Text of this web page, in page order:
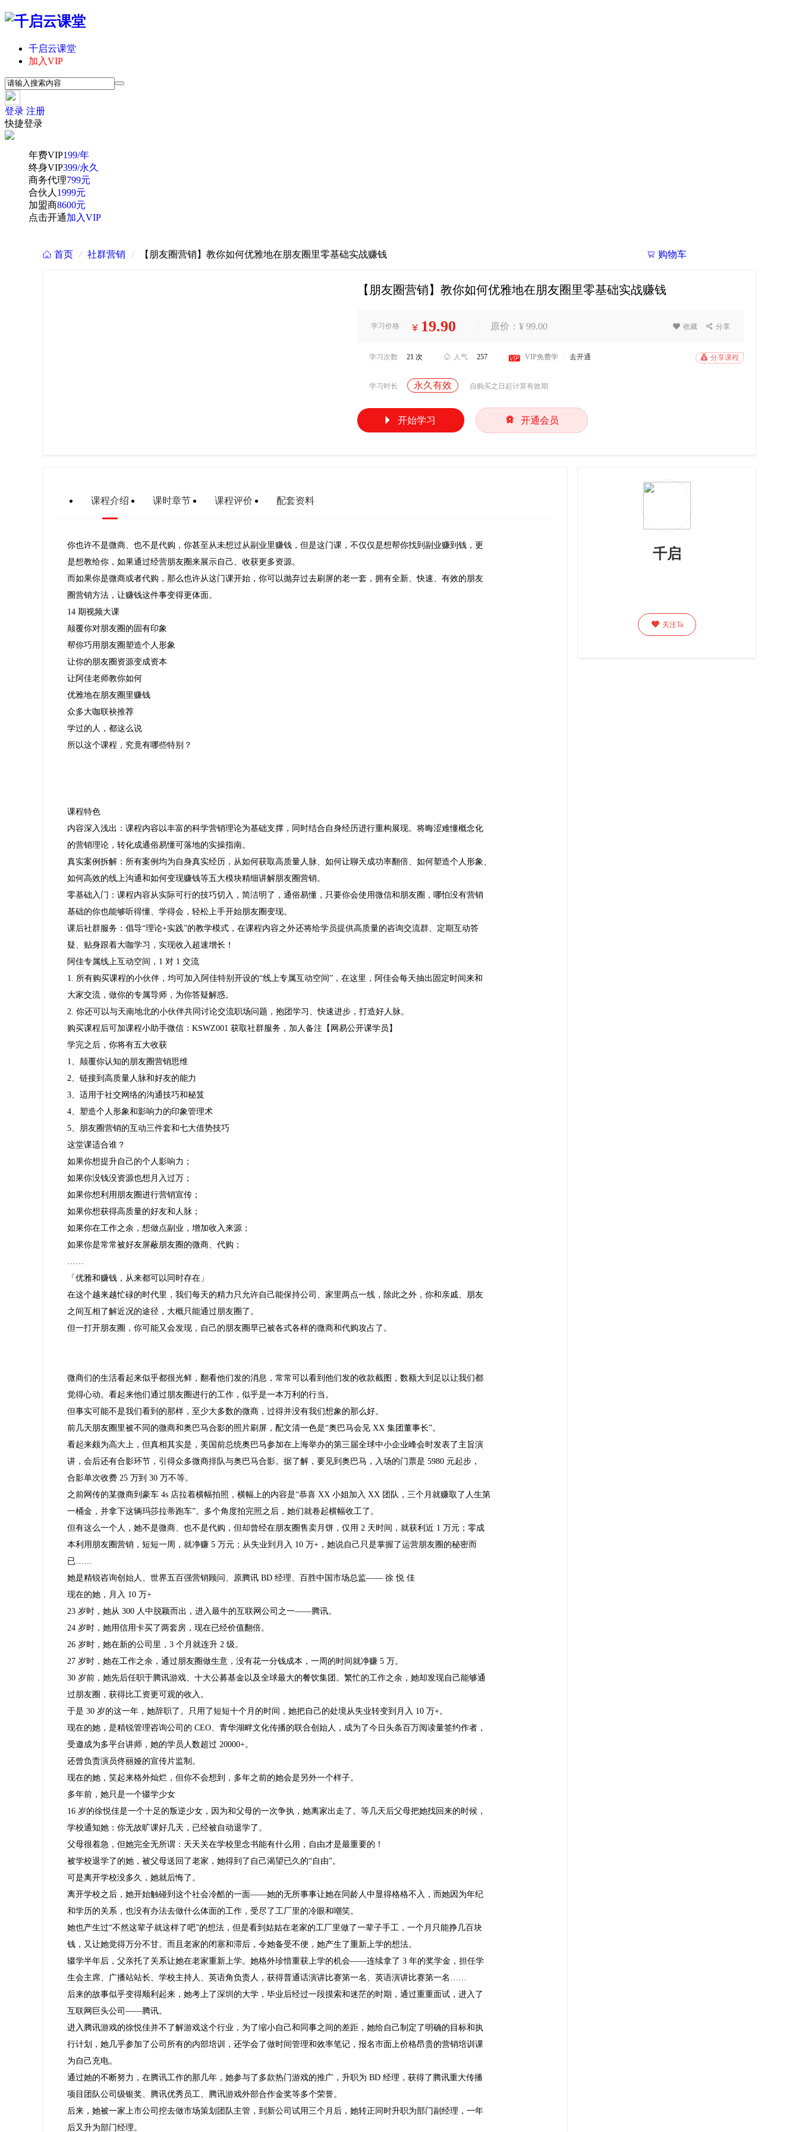
千启云课堂
加入VIP
登录 注册
快捷登录
年费VIP199/年
终身VIP399/永久
商务代理799元
合伙人 1999元
加盟商8600元
点击开通加入VIP
 购物车
 首页 / 社群营销 / 【朋友圈营销】教你如何优雅地在朋友圈里零基础实战赚钱
【朋友圈营销】教你如何优雅地在朋友圈里零基础实战赚钱
学习价格 ¥ 19.90 原价：¥ 99.00  收藏  分享
学习次数 21 次  人气 257  VIP免费学 去开通  分享课程
学习时长 永久有效 自购买之日起计算有效期
 开始学习  开通会员
课程介绍 课时章节 课程评价 配套资料
你也许不是微商、也不是代购，你甚至从未想过从副业里赚钱，但是这门课，不仅仅是想帮你找到副业赚到钱，更
是想教给你，如果通过经营朋友圈来展示自己、收获更多资源。
而如果你是微商或者代购，那么也许从这门课开始，你可以抛弃过去刷屏的老一套，拥有全新、快速、有效的朋友
圈营销方法，让赚钱这件事变得更体面。
14 期视频大课
颠覆你对朋友圈的固有印象
帮你巧用朋友圈塑造个人形象
让你的朋友圈资源变成资本
让阿佳老师教你如何
优雅地在朋友圈里赚钱
众多大咖联袂推荐
学过的人，都这么说
所以这个课程，究竟有哪些特别？
课程特色
内容深入浅出：课程内容以丰富的科学营销理论为基础支撑，同时结合自身经历进行重构展现。将晦涩难懂概念化
的营销理论，转化成通俗易懂可落地的实操指南。
真实案例拆解：所有案例均为自身真实经历，从如何获取高质量人脉、如何让聊天成功率翻倍、如何塑造个人形象、
如何高效的线上沟通和如何变现赚钱等五大模块精细讲解朋友圈营销。
零基础入门：课程内容从实际可行的技巧切入，简洁明了，通俗易懂，只要你会使用微信和朋友圈，哪怕没有营销
基础的你也能够听得懂、学得会，轻松上手开始朋友圈变现。
课后社群服务：倡导“理论+实践”的教学模式，在课程内容之外还将给学员提供高质量的咨询交流群、定期互动答
疑、贴身跟着大咖学习，实现收入超速增长！
阿佳专属线上互动空间，1 对 1 交流
1. 所有购买课程的小伙伴，均可加入阿佳特别开设的“线上专属互动空间”，在这里，阿佳会每天抽出固定时间来和
大家交流，做你的专属导师，为你答疑解惑。
2. 你还可以与天南地北的小伙伴共同讨论交流职场问题，抱团学习、快速进步，打造好人脉。
购买课程后可加课程小助手微信：KSWZ001 获取社群服务，加人备注【网易公开课学员】
学完之后，你将有五大收获
1、颠覆你认知的朋友圈营销思维
2、链接到高质量人脉和好友的能力
3、适用于社交网络的沟通技巧和秘笈
4、塑造个人形象和影响力的印象管理术
5、朋友圈营销的互动三件套和七大借势技巧
这堂课适合谁？
如果你想提升自己的个人影响力；
如果你没钱没资源也想月入过万；
如果你想利用朋友圈进行营销宣传；
如果你想获得高质量的好友和人脉；
如果你在工作之余，想做点副业，增加收入来源；
如果你是常常被好友屏蔽朋友圈的微商、代购；
「优雅和赚钱，从来都可以同时存在」
在这个越来越忙碌的时代里，我们每天的精力只允许自己能保持公司、家里两点一线，除此之外，你和亲戚、朋友
之间互相了解近况的途径，大概只能通过朋友圈了。
但一打开朋友圈，你可能又会发现，自己的朋友圈早已被各式各样的微商和代购攻占了。
微商们的生活看起来似乎都很光鲜，翻看他们发的消息，常常可以看到他们发的收款截图，数额大到足以让我们都
觉得心动。看起来他们通过朋友圈进行的工作，似乎是一本万利的行当。
但事实可能不是我们看到的那样，至少大多数的微商，过得并没有我们想象的那么好。
前几天朋友圈里被不同的微商和奥巴马合影的照片刷屏，配文清一色是“奥巴马会见 XX 集团董事长”。
看起来颇为高大上，但真相其实是，美国前总统奥巴马参加在上海举办的第三届全球中小企业峰会时发表了主旨演
讲，会后还有合影环节，引得众多微商排队与奥巴马合影。据了解，要见到奥巴马，入场的门票是 5980 元起步，
合影单次收费 25 万到 30 万不等。
之前网传的某微商到豪车 4s 店拉着横幅拍照，横幅上的内容是“恭喜 XX 小姐加入 XX 团队，三个月就赚取了人生第
一桶金，并拿下这辆玛莎拉蒂跑车”。多个角度拍完照之后，她们就卷起横幅收工了。
但有这么一个人，她不是微商、也不是代购，但却曾经在朋友圈售卖月饼，仅用 2 天时间，就获利近 1 万元；零成
本利用朋友圈营销，短短一周，就净赚 5 万元；从失业到月入 10 万+，她说自己只是掌握了运营朋友圈的秘密而
已……
她是精锐咨询创始人、世界五百强营销顾问、原腾讯 BD 经理、百胜中国市场总监—— 徐 悦 佳
现在的她，月入 10 万+
23 岁时，她从 300 人中脱颖而出，进入最牛的互联网公司之一——腾讯。
24 岁时，她用信用卡买了两套房，现在已经价值翻倍。
26 岁时，她在新的公司里，3 个月就连升 2 级。
27 岁时，她在工作之余，通过朋友圈做生意，没有花一分钱成本，一周的时间就净赚 5 万。
30 岁前，她先后任职于腾讯游戏、十大公募基金以及全球最大的餐饮集团。繁忙的工作之余，她却发现自己能够通
过朋友圈，获得比工资更可观的收入。
于是 30 岁的这一年，她辞职了。只用了短短十个月的时间，她把自己的处境从失业转变到月入 10 万+。
现在的她，是精锐管理咨询公司的 CEO、青华湖畔文化传播的联合创始人，成为了今日头条百万阅读量签约作者，
受邀成为多平台讲师，她的学员人数超过 20000+。
还曾负责演员佟丽娅的宣传片监制。
现在的她，笑起来格外灿烂，但你不会想到，多年之前的她会是另外一个样子。
多年前，她只是一个辍学少女
16 岁的徐悦佳是一个十足的叛逆少女，因为和父母的一次争执，她离家出走了。等几天后父母把她找回来的时候，
学校通知她：你无故旷课好几天，已经被自动退学了。
父母很着急，但她完全无所谓：天天关在学校里念书能有什么用，自由才是最重要的！
被学校退学了的她，被父母送回了老家，她得到了自己渴望已久的“自由”。
可是离开学校没多久，她就后悔了。
离开学校之后，她开始触碰到这个社会冷酷的一面——她的无所事事让她在同龄人中显得格格不入，而她因为年纪
和学历的关系，也没有办法去做什么体面的工作，受尽了工厂里的冷眼和嘲笑。
她也产生过“不然这辈子就这样了吧”的想法，但是看到姑姑在老家的工厂里做了一辈子手工，一个月只能挣几百块
钱，又让她觉得万分不甘。而且老家的闭塞和滞后，令她备受不便，她产生了重新上学的想法。
辍学半年后，父亲托了关系让她在老家重新上学。她格外珍惜重获上学的机会——连续拿了 3 年的奖学金，担任学
生会主席、广播站站长、学校主持人、英语角负责人，获得普通话演讲比赛第一名、英语演讲比赛第一名……
后来的故事似乎变得顺利起来，她考上了深圳的大学，毕业后经过一段摸索和迷茫的时期，通过重重面试，进入了
互联网巨头公司——腾讯。
进入腾讯游戏的徐悦佳并不了解游戏这个行业，为了缩小自己和同事之间的差距，她给自己制定了明确的目标和执
行计划，她几乎参加了公司所有的内部培训，还学会了做时间管理和效率笔记，报名市面上价格昂贵的营销培训课
为自己充电。
通过她的不断努力，在腾讯工作的那几年，她参与了多款热门游戏的推广，升职为 BD 经理，获得了腾讯重大传播
项目团队公司级银奖、腾讯优秀员工、腾讯游戏外部合作金奖等多个荣誉。
后来，她被一家上市公司挖去做市场策划团队主管，到新公司试用三个月后，她转正同时升职为部门副经理，一年
后又升为部门经理。
千启
 关注Ta